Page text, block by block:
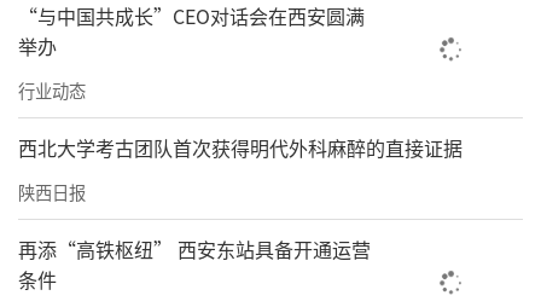
稿定公文ai官网：
责任编辑：方点 赵森
“与中国共成长”CEO对话会在西安圆满
举办
行业动态
西北大学考古团队首次获得明代外科麻醉的直接证据
陕西日报
再添“高铁枢纽” 西安东站具备开通运营
条件